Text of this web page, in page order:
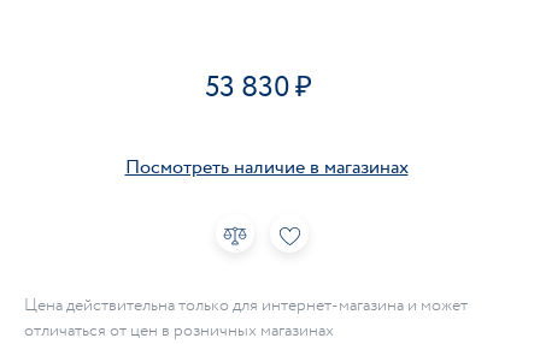
53 830
Посмотреть наличие в магазинах
Цена действительна только для интернет-магазина и может
отличаться от цен в розничных магазинах